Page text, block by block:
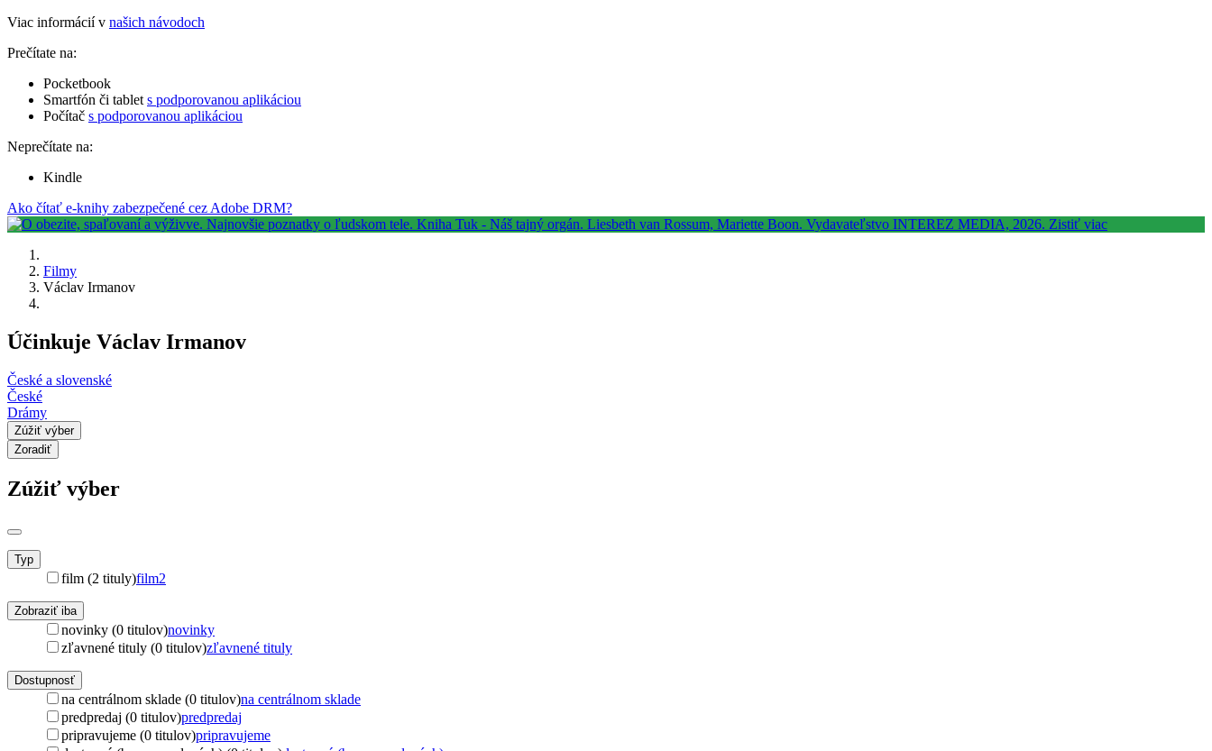
Viac informácií v našich návodoch
Prečítate na:
Pocketbook
Smartfón či tablet s podporovanou aplikáciou
Počítač s podporovanou aplikáciou
Neprečítate na:
Kindle
Ako čítať e-knihy zabezpečené cez Adobe DRM?
Filmy
Václav Irmanov
Účinkuje Václav Irmanov
České a slovenské
České
Drámy
Zúžiť výber
Zoradiť
Zúžiť výber
Typ
film (2 tituly)film2
Zobraziť iba
novinky (0 titulov)novinky
zľavnené tituly (0 titulov)zľavnené tituly
Dostupnosť
na centrálnom sklade (0 titulov)na centrálnom sklade
predpredaj (0 titulov)predpredaj
pripravujeme (0 titulov)pripravujeme